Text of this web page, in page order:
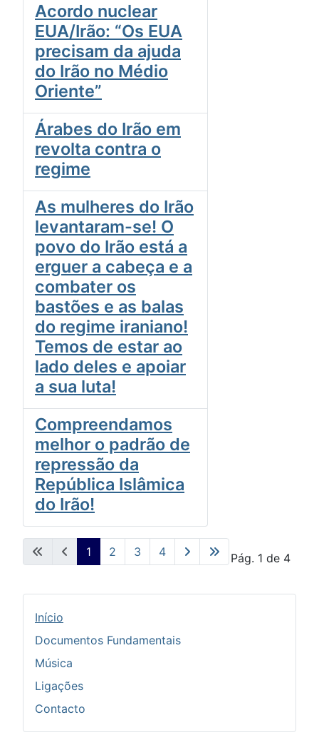
Acordo nuclear
EUA/Irão: “Os EUA
precisam da ajuda
do Irão no Médio
Oriente”
Árabes do Irão em
revolta contra o
regime
As mulheres do Irão
levantaram-se! O
povo do Irão está a
erguer a cabeça e a
combater os
bastões e as balas
do regime iraniano!
Temos de estar ao
lado deles e apoiar
a sua luta!
Compreendamos
melhor o padrão de
repressão da
República Islâmica
do Irão!
Pág. 1 de 4
1 2 3 4
Início
Documentos Fundamentais
Música
Ligações
Contacto